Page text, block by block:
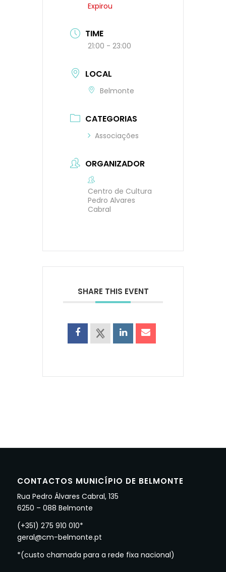
Expirou
TIME
21:00 - 23:00
LOCAL
Belmonte
CATEGORIAS
Associações
ORGANIZADOR
Centro de Cultura
Pedro Alvares
Cabral
SHARE THIS EVENT
CONTACTOS MUNICÍPIO DE BELMONTE
Rua Pedro Álvares Cabral, 135
6250 – 088 Belmonte
(+351) 275 910 010*
geral@cm-belmonte.pt
*(custo chamada para a rede fixa nacional)